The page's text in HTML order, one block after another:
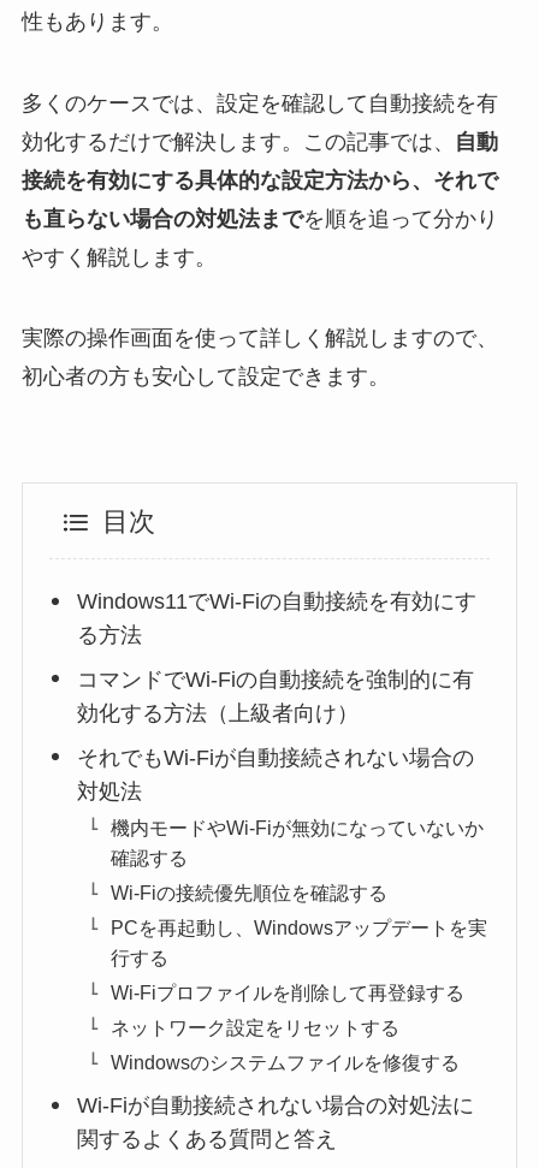
性もあります。
多くのケースでは、設定を確認して自動接続を有
効化するだけで解決します。この記事では、
自動
接続を有効にする具体的な設定方法から、それで
も直らない場合の対処法までを順を追って分かり
やすく解説します。
実際の操作画面を使って詳しく解説しますので、
初心者の方も安心して設定できます。
目次
Windows11でWi-Fiの自動接続を有効にす
る方法
コマンドでWi-Fiの自動接続を強制的に有
効化する方法（上級者向け）
それでもWi-Fiが自動接続されない場合の
対処法
機内モードやWi-Fiが無効になっていないか
確認する
Wi-Fiの接続優先順位を確認する
PCを再起動し、Windowsアップデートを実
行する
Wi-Fiプロファイルを削除して再登録する
ネットワーク設定をリセットする
Windowsのシステムファイルを修復する
Wi-Fiが自動接続されない場合の対処法に
関するよくある質問と答え